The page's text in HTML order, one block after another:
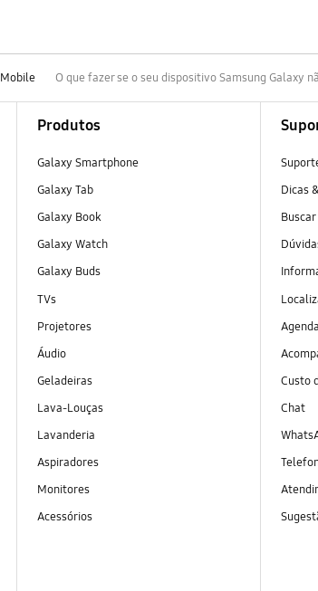
Mobile O que fazer se o seu dispositivo Samsung Galaxy
Produtos
Galaxy Smartphone
Galaxy Tab
Galaxy Book
Galaxy Watch
Galaxy Buds
TVs
Projetores
Áudio
Geladeiras
Lava-Louças
Lavanderia
Aspiradores
Monitores
Acessórios
Dicas
Custo
Chat